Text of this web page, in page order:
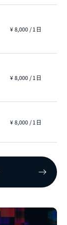
¥ 8,000 / 1日
¥ 8,000 / 1日
¥ 8,000 / 1日